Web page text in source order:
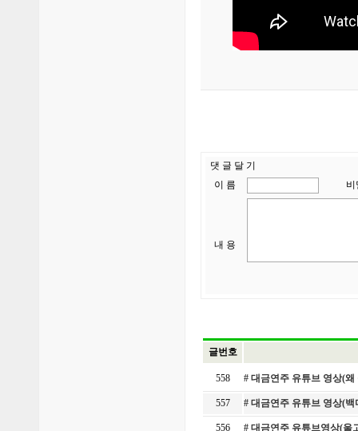
댓 글 달 기
이 름
비
내 용
글번호
558 # 대금연주 유튜브 영상(
557 # 대금연주 유튜브 영상(
556 # 대금연주 유튜브영상(